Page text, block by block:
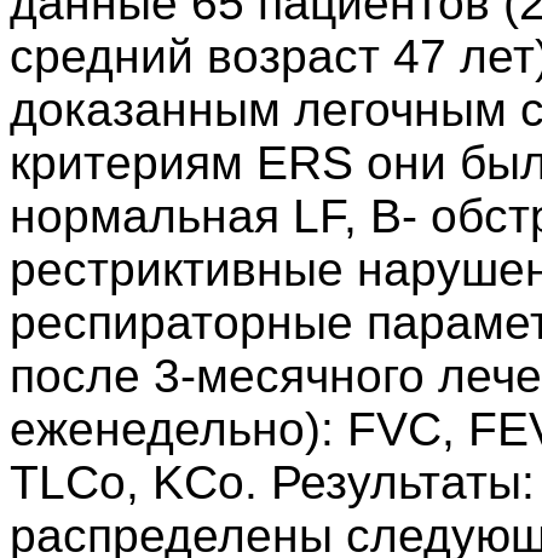
средний возраст 47
доказанным легочным
критериям ERS они
нормальная LF, B-
рестриктивные
респираторные
после 3-месячного
еженедельно): FVC,
TLCo, KCo.
распределены